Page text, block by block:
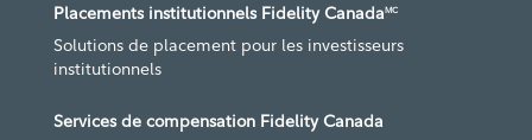
Placements institutionnels Fidelity CanadaMC
Solutions de placement pour les investisseurs
institutionnels
Services de compensation Fidelity Canada